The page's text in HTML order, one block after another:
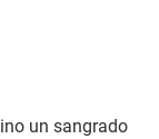
un sangrado